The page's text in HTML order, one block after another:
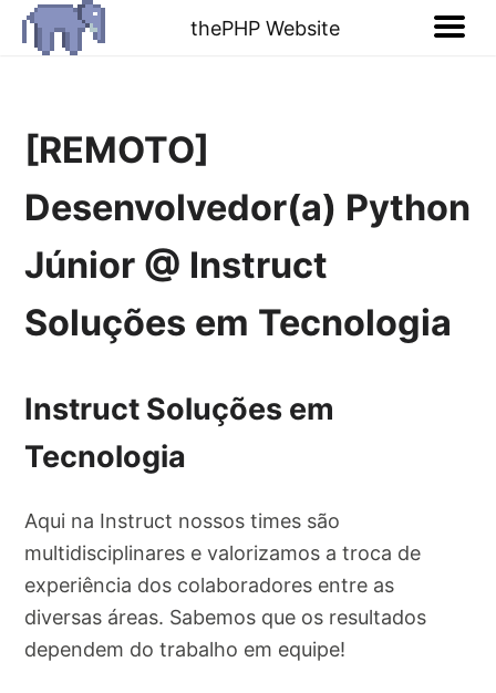
thePHP Website
[REMOTO]
Desenvolvedor(a) Python
Júnior @ Instruct
Soluções em Tecnologia
Instruct Soluções em
Tecnologia
Aqui na Instruct nossos times são
multidisciplinares e valorizamos a troca de
experiência dos colaboradores entre as
diversas áreas. Sabemos que os resultados
dependem do trabalho em equipe!